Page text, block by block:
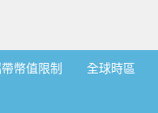
幣值限制 全球時區